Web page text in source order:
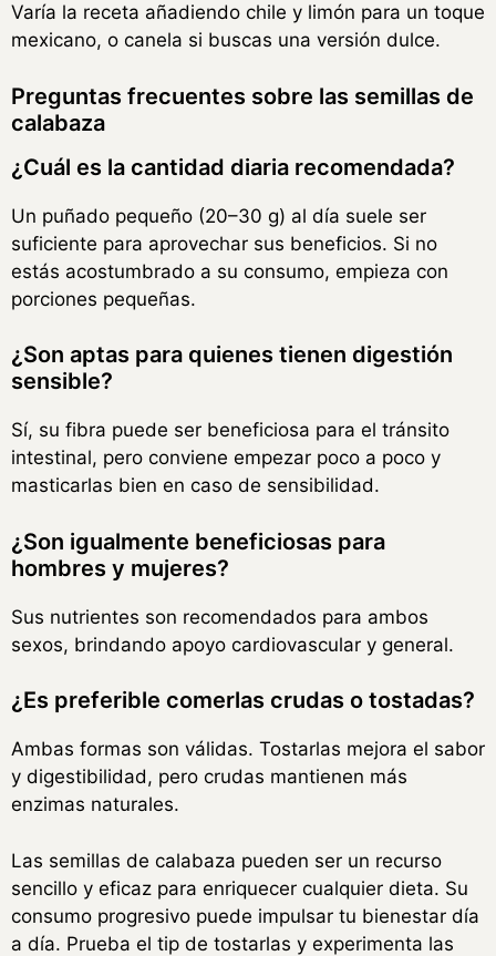
Varía la receta añadiendo chile y limón para un toque
mexicano, o canela si buscas una versión dulce.
Preguntas frecuentes sobre las semillas de
calabaza
¿Cuál es la cantidad diaria recomendada?
Un puñado pequeño (20–30 g) al día suele ser
suficiente para aprovechar sus beneficios. Si no
estás acostumbrado a su consumo, empieza con
porciones pequeñas.
¿Son aptas para quienes tienen digestión
sensible?
Sí, su fibra puede ser beneficiosa para el tránsito
intestinal, pero conviene empezar poco a poco y
masticarlas bien en caso de sensibilidad.
¿Son igualmente beneficiosas para
hombres y mujeres?
Sus nutrientes son recomendados para ambos
sexos, brindando apoyo cardiovascular y general.
¿Es preferible comerlas crudas o tostadas?
Ambas formas son válidas. Tostarlas mejora el sabor
y digestibilidad, pero crudas mantienen más
enzimas naturales.
Las semillas de calabaza pueden ser un recurso
sencillo y eficaz para enriquecer cualquier dieta. Su
consumo progresivo puede impulsar tu bienestar día
a día. Prueba el tip de tostarlas y experimenta las